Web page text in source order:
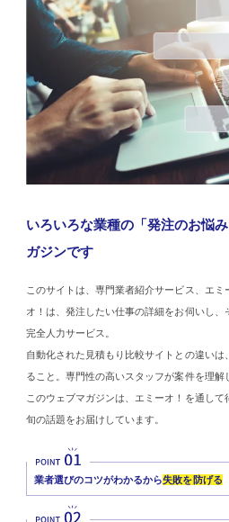
いろいろな業種の「発注のお悩
ガジンです
このサイトは、専門業者紹介サービス、エ
オ！は、発注したい仕事の詳細をお伺いし、
完全人力サービス。
自動化された見積もり比較サイトとの違い
ること。専門性の高いスタッフが案件を理解
このウェブマガジンは、エミーオ！を通し
旬の話題をお届けしています。
業者選びのコツがわかるから失敗を防げる